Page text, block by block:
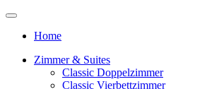
Home
Zimmer & Suites
Classic Doppelzimmer
Classic Vierbettzimmer